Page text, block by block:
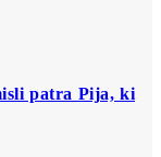
patra Pija, ki